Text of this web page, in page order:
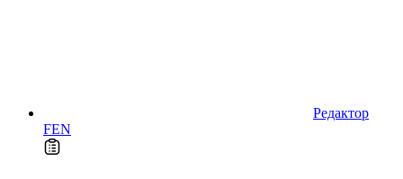
Редактор
FEN